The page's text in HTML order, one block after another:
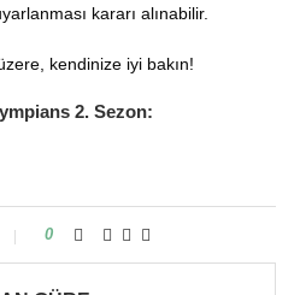
kararı alınabilir.
kendinize iyi bakın!
2. Sezon:
0